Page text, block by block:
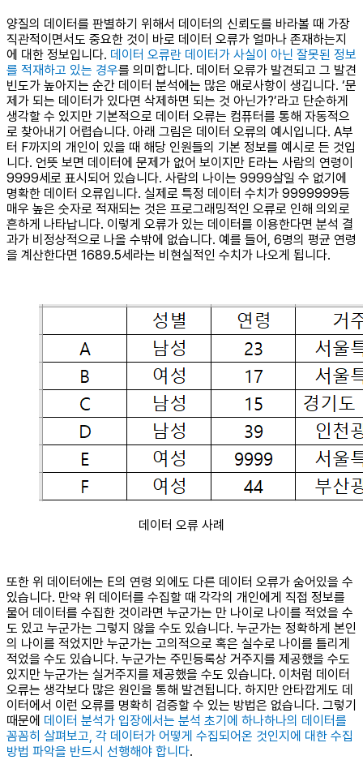
양질의 데이터를 판별하기 위해서 데이터의 신뢰도를 바라볼 때 가장
직관적이면서도 중요한 것이 바로 데이터 오류가 얼마나 존재하는지
에 대한 정보입니다. 데이터 오류란 데이터가 사실이 아닌 잘못된 정보
를 적재하고 있는 경우를 의미합니다. 데이터 오류가 발견되고 그 발견
빈도가 높아지는 순간 데이터 분석에는 많은 애로사항이 생깁니다. ‘문
제가 되는 데이터가 있다면 삭제하면 되는 것 아닌가?’라고 단순하게
생각할 수 있지만 기본적으로 데이터 오류는 컴퓨터를 통해 자동적으
로 찾아내기 어렵습니다. 아래 그림은 데이터 오류의 예시입니다. A부
터 F까지의 개인이 있을 때 해당 인원들의 기본 정보를 예시로 든 것입
니다. 언뜻 보면 데이터에 문제가 없어 보이지만 E라는 사람의 연령이
9999세로 표시되어 있습니다. 사람의 나이는 9999살일 수 없기에
명확한 데이터 오류입니다. 실제로 특정 데이터 수치가 9999999등
매우 높은 숫자로 적재되는 것은 프로그래밍적인 오류로 인해 의외로
흔하게 나타납니다. 이렇게 오류가 있는 데이터를 이용한다면 분석 결
과가 비정상적으로 나올 수밖에 없습니다. 예를 들어, 6명의 평균 연령
을 계산한다면 1689.5세라는 비현실적인 수치가 나오게 됩니다.
데이터 오류 사례
또한 위 데이터에는 E의 연령 외에도 다른 데이터 오류가 숨어있을 수
있습니다. 만약 위 데이터를 수집할 때 각각의 개인에게 직접 정보를
물어 데이터를 수집한 것이라면 누군가는 만 나이로 나이를 적었을 수
도 있고 누군가는 그렇지 않을 수도 있습니다. 누군가는 정확하게 본인
의 나이를 적었지만 누군가는 고의적으로 혹은 실수로 나이를 틀리게
적었을 수도 있습니다. 누군가는 주민등록상 거주지를 제공했을 수도
있지만 누군가는 실거주지를 제공했을 수도 있습니다. 이처럼 데이터
오류는 생각보다 많은 원인을 통해 발견됩니다. 하지만 안타깝게도 데
이터에서 이런 오류를 명확히 검증할 수 있는 방법은 없습니다. 그렇기
때문에 데이터 분석가 입장에서는 분석 초기에 하나하나의 데이터를
꼼꼼히 살펴보고, 각 데이터가 어떻게 수집되어온 것인지에 대한 수집
방법 파악을 반드시 선행해야 합니다.